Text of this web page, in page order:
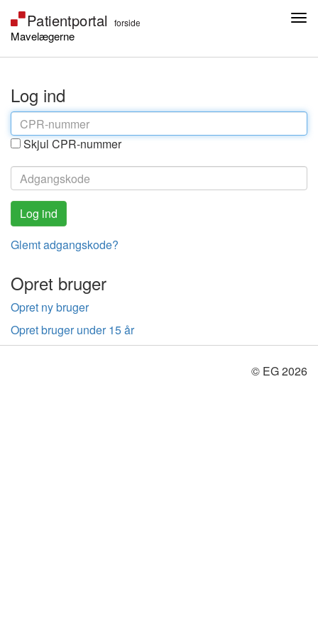
Mavelægerne
Log ind
Skjul CPR-nummer
Glemt adgangskode?
Opret bruger
Opret ny bruger
Opret bruger under 15 år
© EG 2026